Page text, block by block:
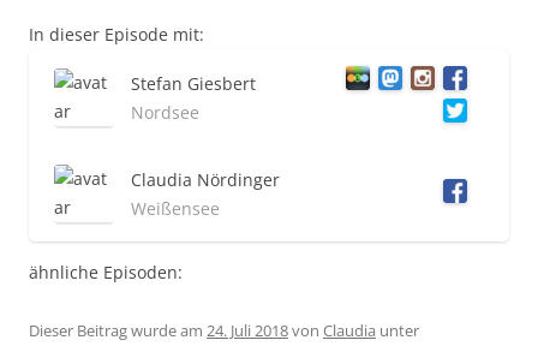
In dieser Episode mit:
Stefan Giesbert
Nordsee
Claudia Nördinger
Weißensee
ähnliche Episoden:
Dieser Beitrag wurde am 24. Juli 2018von Claudia unter